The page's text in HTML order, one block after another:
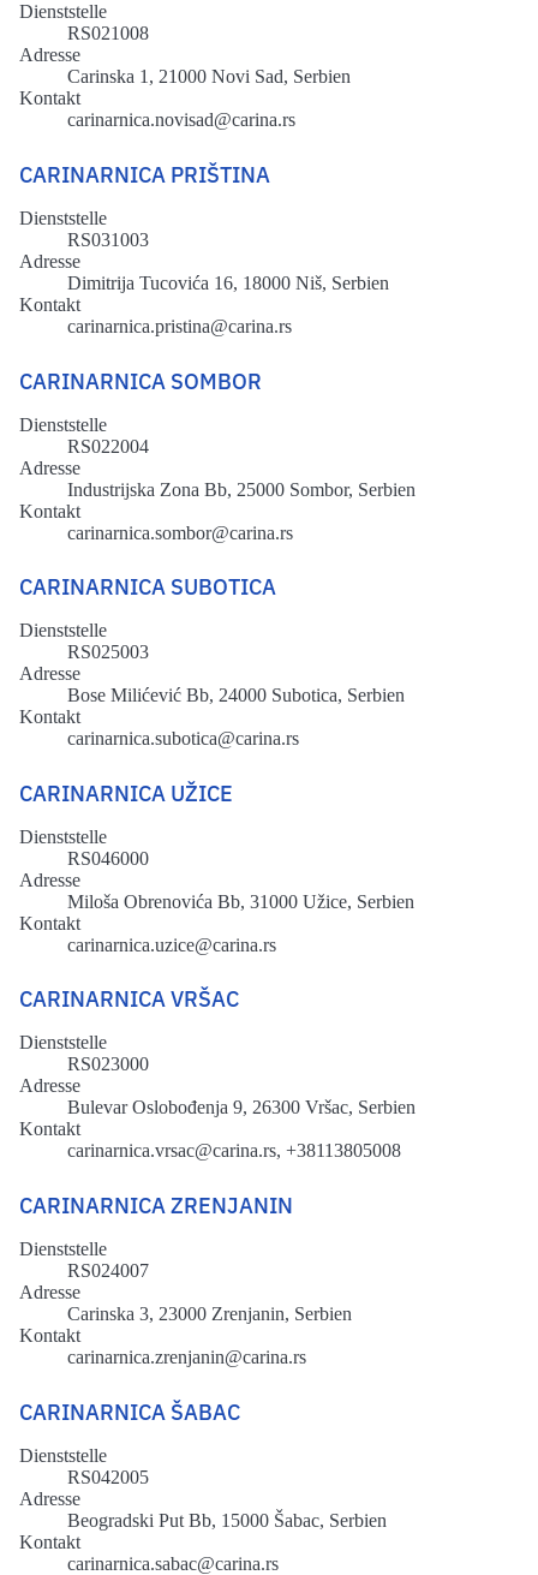
Dienststelle
RS021008
Adresse
Carinska 1, 21000 Novi Sad, Serbien
Kontakt
carinarnica.novisad@carina.rs
CARINARNICA PRIŠTINA
Dienststelle
RS031003
Adresse
Dimitrija Tucovića 16, 18000 Niš, Serbien
Kontakt
carinarnica.pristina@carina.rs
CARINARNICA SOMBOR
Dienststelle
RS022004
Adresse
Industrijska Zona Bb, 25000 Sombor, Serbien
Kontakt
carinarnica.sombor@carina.rs
CARINARNICA SUBOTICA
Dienststelle
RS025003
Adresse
Bose Milićević Bb, 24000 Subotica, Serbien
Kontakt
carinarnica.subotica@carina.rs
CARINARNICA UŽICE
Dienststelle
RS046000
Adresse
Miloša Obrenovića Bb, 31000 Užice, Serbien
Kontakt
carinarnica.uzice@carina.rs
CARINARNICA VRŠAC
Dienststelle
RS023000
Adresse
Bulevar Oslobođenja 9, 26300 Vršac, Serbien
Kontakt
carinarnica.vrsac@carina.rs, +38113805008
CARINARNICA ZRENJANIN
Dienststelle
RS024007
Adresse
Carinska 3, 23000 Zrenjanin, Serbien
Kontakt
carinarnica.zrenjanin@carina.rs
CARINARNICA ŠABAC
Dienststelle
RS042005
Adresse
Beogradski Put Bb, 15000 Šabac, Serbien
Kontakt
carinarnica.sabac@carina.rs